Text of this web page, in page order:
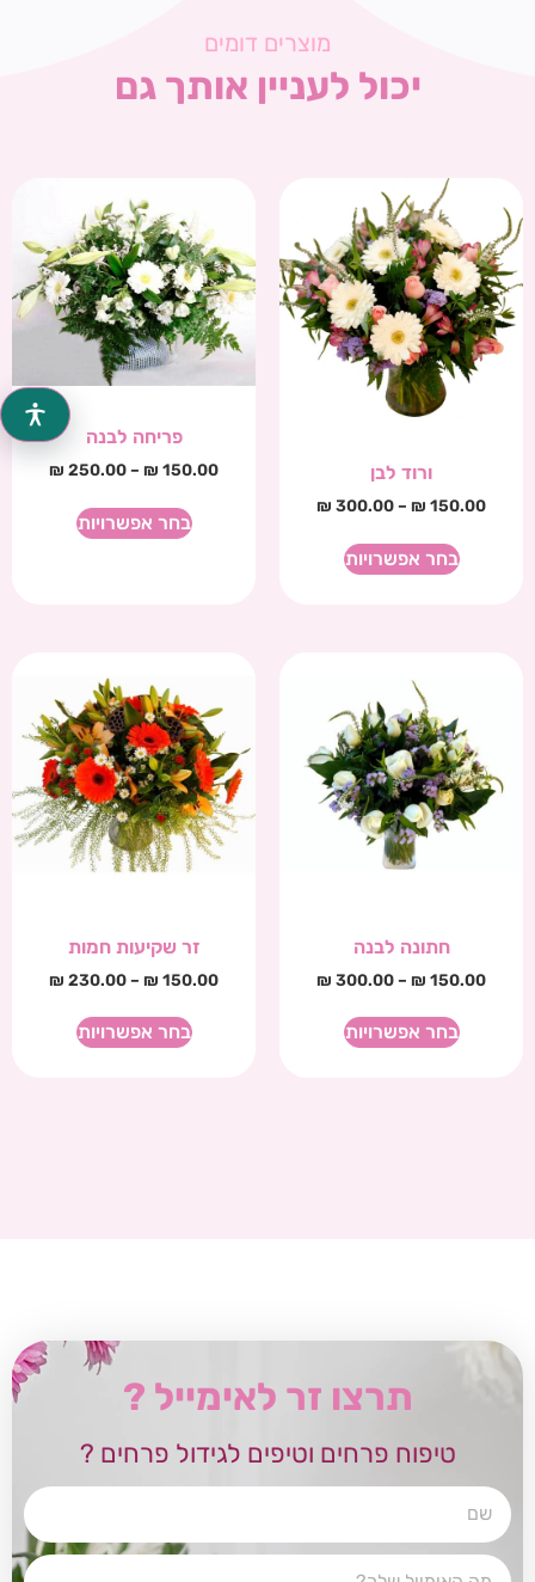
מוצרים דומים
יכול לעניין אותך גם
ורוד לבן
₪ 150.00
–
₪ 300.00
בחר אפשרויות
פריחה לבנה
₪ 150.00
–
₪ 250.00
בחר אפשרויות
חתונה לבנה
₪ 150.00
–
₪ 300.00
בחר אפשרויות
זר שקיעות חמות
₪ 150.00
–
₪ 230.00
בחר אפשרויות
תרצו זר לאימייל ?
טיפוח פרחים וטיפים לגידול פרחים ?